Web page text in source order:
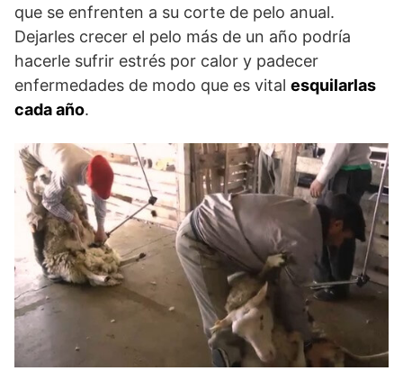
que se enfrenten a su corte de pelo anual.
Dejarles crecer el pelo más de un año podría
hacerle sufrir estrés por calor y padecer
enfermedades de modo que es vital esquilarlas
cada año.